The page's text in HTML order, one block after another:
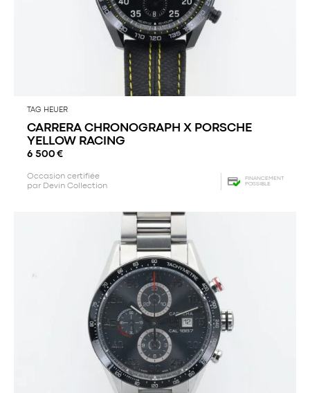
TAG HEUER
CARRERA CHRONOGRAPH X PORSCHE
YELLOW RACING
6 500 €
Occasion certifiée
par Devin Collection
FINANCEMENT
POSSIBLE